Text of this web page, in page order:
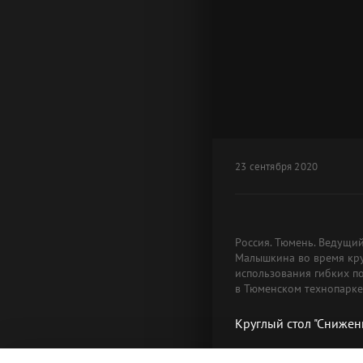
23 сентября 2020
Россия. Тюмень.
Малышкина во время
использования гибких
в Тюменском
Круглый стол